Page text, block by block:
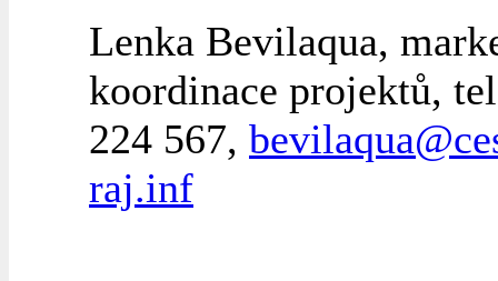
Lenka Bevilaqua,
koordinace projektů,
224 567,
raj.inf